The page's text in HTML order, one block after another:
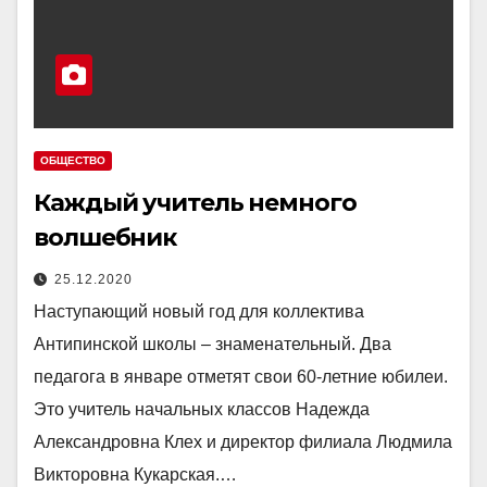
ОБЩЕСТВО
Каждый учитель немного
волшебник
25.12.2020
Наступающий новый год для коллектива
Антипинской школы – знаменательный. Два
педагога в январе отметят свои 60-летние юбилеи.
Это учитель начальных классов Надежда
Александровна Клех и директор филиала Людмила
Викторовна Кукарская.…